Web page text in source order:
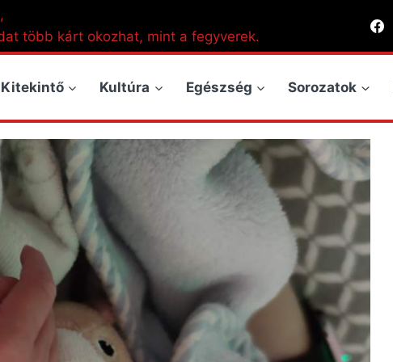
több kárt okozhat, mint a fegyverek.
Kitekintő Kultúra Egészség Sorozatok